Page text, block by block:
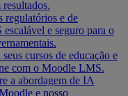
regulatórios e de
e seguro para o
seus cursos de educação e
com o Moodle LMS.
a abordagem de IA
e nosso